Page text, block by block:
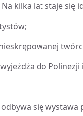
kilka lat staje się
do Polinezji
się wystawa